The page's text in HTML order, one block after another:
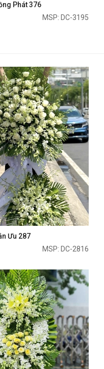
Phát 376
MSP: DC-3195
Ưu 287
MSP: DC-2816
Mua ngay